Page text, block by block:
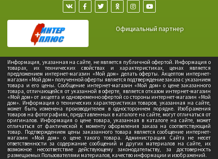
Официальный партнер
Информация, указанная на сайте, не является публичной офертой. Информация о
товарах, их технических свойствах и характеристиках, ценах является
предложением интернет-магазин «Мой дом» делать оферты. Акцептом интернет-
магазин «Мой дом» полученной оферты является подтверждение заказа с указанием
товара и его цены. Сообщение интернет-магазин «Мой дом» о цене заказанного
товара, отличающейся от указанной в оферте, является отказом интернет-магазин
«Мой дом» от акцепта и одновременно офертой со стороны интернет-магазин «Мой
дом». Информация о технических характеристиках товаров, указанная на сайте,
может быть изменена производителем в одностороннем порядке. Изображения
товаров на фотографиях, представленных в каталоге на сайте, могут отличаться от
оригиналов. Информация о цене товара, указанная в каталоге на сайте, может
отличаться от фактической к моменту оформления заказа на соответствующий
товар. Подтверждением цены заказанного товара является сообщение интернет-
магазин «Мой дом» о цене такого товара. Администрация Сайта не несет
ответственности за содержание сообщений и других материалов на сайте, их
возможное несоответствие действующему законодательству, за достоверность
размещаемых Пользователями материалов, качество информации и изображений.